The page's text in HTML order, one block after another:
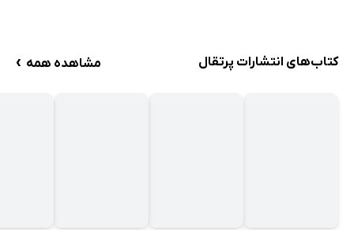
کتاب‌های انتشارات پرتقال مشاهده همه ›